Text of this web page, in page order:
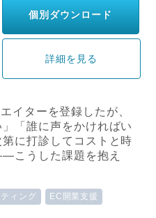
個別ダウンロード
詳細を見る
イターを登録したが、
「誰に声をかければい
に打診してコストと時
こうした課題を抱え
ィング EC開業支援